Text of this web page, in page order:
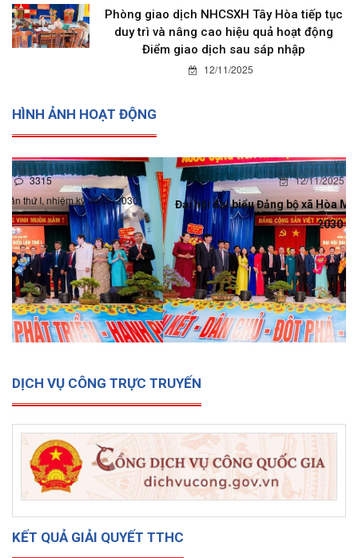
Phòng giao dịch NHCSXH Tây Hòa tiếp tục
duy trì và nâng cao hiệu quả hoạt động
Điểm giao dịch sau sáp nhập
12/11/2025
HÌNH ẢNH HOẠT ĐỘNG
12/11/2025 0
Đại hội đại biểu Đảng bộ xã Hòa Mỹ lần thứ I, nhiệm kỳ 2025-
2030
DỊCH VỤ CÔNG TRỰC TRUYẾN
KẾT QUẢ GIẢI QUYẾT TTHC